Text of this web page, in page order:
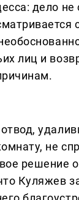
дело не
лиц и
не
решение
Куляжев